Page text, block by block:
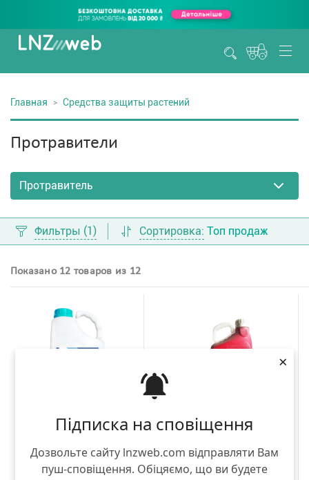
Підписка на сповіщення
Дозвольте сайту lnzweb.com відправляти Вам
пуш-сповіщення. Обіцяємо, що ви будете
×
Главная Средства защиты растений
Протравители
Фильтры (1) Сортировка: Топ продаж
Показано 12 товаров из 12
Хлорис, ЕН
5 л
Баритон® Супер
5 л